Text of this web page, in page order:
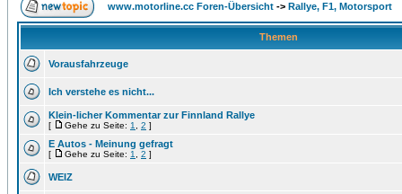
www.motorline.cc Foren-Übersicht -> Rallye, F1, Motorsport
Themen
Vorausfahrzeuge
Ich verstehe es nicht...
Klein-licher Kommentar zur Finnland Rallye
[ Gehe zu Seite: 1 2 ]
E Autos - Meinung gefragt
[ Gehe zu Seite: 1 2 ]
WEIZ